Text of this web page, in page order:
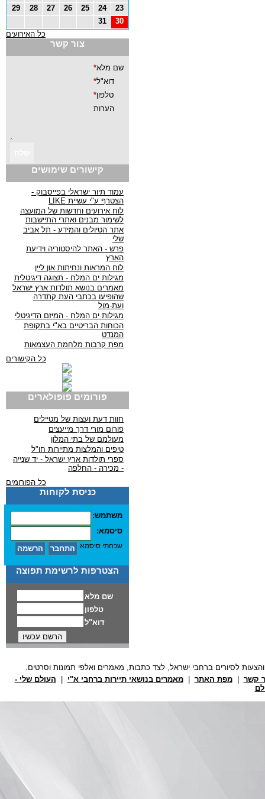
23
24
25
26
27
28
29
30
31
כל האירועים
צור קשר
קישורים שימושים
עמוד תיור ישראלי בפייסבוק -
הצטרף ע"י עשיית LIKE
לוח אירועים וחדשות של המועצה
לשימור מבנים ואתרי התיישבות
אתר הטיולים והמידע - תל אביב
שלי
פרש - האתר להיסטוריה וידיעת
הארץ
לוח המראות ונחיתות און ליין
מגילות ים המלח - תצוגה דיגיטלית
מאמרים בנושא תולדות ארץ ישראל
שהופיעו בכתבי העת קתדרה
ועת-מול
מגילות ים המלח - המיזם הדיגיטלי
הכוחות הבריטיים בא"י בתקופת
המנדט
מפת קרבות מלחמת העצמאות
כל הקישורים
פורומים פופולארים
חוות דעת ועצות של מטיילים
פורום מורי דרך מייעצים
מעולמם של בתי המלון
טיפים והמלצות מתיירות חו"ל
ספרי תולדות ארץ ישראל - יד שנייה
- מכירה - החלפה
כל הפורומים
כניסת לקוחות
משתמש:
סיסמא:
שכחתי סיסמא
הצטרפות לרשימת תפוצה
קשר |מפת האתר |מאמרים בנושאי תיירות ברחבי א"י
העולם שלי -